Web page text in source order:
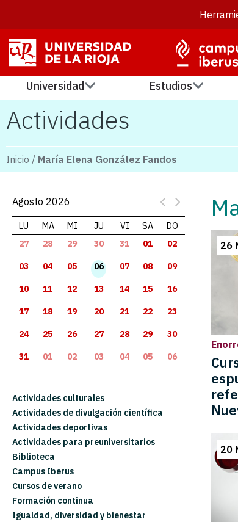
Universidad Estudios
Actividades
Inicio / María Elena González Fandos
Agosto 2026
LU MA MI JU VI SA DO
27 28 29 30 31 01 02
03 04 05 06 07 08 09
10 11 12 13 14 15 16
17 18 19 20 21 22 23
24 25 26 27 28 29 30
31 01 02 03 04 05 06
Actividades culturales
Actividades de divulgación científica
Actividades deportivas
Actividades para preuniversitarios
Biblioteca
Campus Iberus
Cursos de verano
Formación continua
Igualdad, diversidad y bienestar
26
20